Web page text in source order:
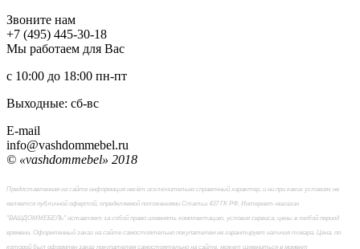
Звоните нам
+7 (495) 445-30-18
Мы работаем для Вас
с 10:00 до 18:00 пн-пт
Выходные: сб-вc
E-mail
info@vashdommebel.ru
© «vashdommebel» 2018
Предоставленная на сайте информация несёт исключительно справочный характер, и ни при каких условиях не
является публичной офертой, определяемой положениями Статьи 437 ГК РФ. Интернет-магазин
"ВАШДОММЕБЕЛЬ" оставляет за собой право изменять комплектацию, условия сервиса, цены в любой период
времени. Оформленный заказ на сайте самостоятельно покупателем не гарантирует наличия товара. Цена, по
которой был оформлен заказ покупателем самостоятельно на сайте, может измениться в момент